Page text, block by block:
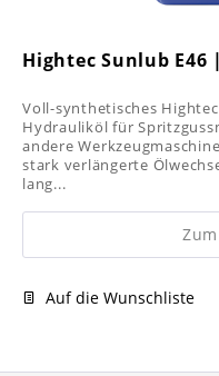
Hightec Sunlub
Voll-synthetisches
Hydrauliköl für
andere
stark verlängerte
lang...
Auf die Wunschliste